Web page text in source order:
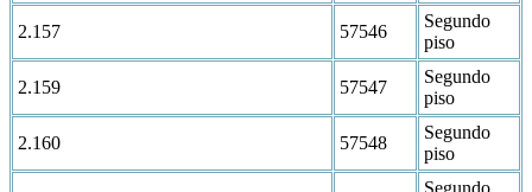
2.157 57546
Segundo
piso
2.159 57547
Segundo
piso
2.160 57548
Segundo
piso
Segundo